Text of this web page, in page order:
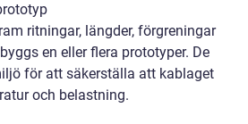
ritningar, längder, förgreningar
en eller flera prototyper. De
för att säkerställa att kablaget
och belastning.